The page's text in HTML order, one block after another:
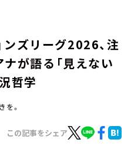
ズリーグ2026、注
ナが語る「見えない
哲学
を。
この記事をシェア